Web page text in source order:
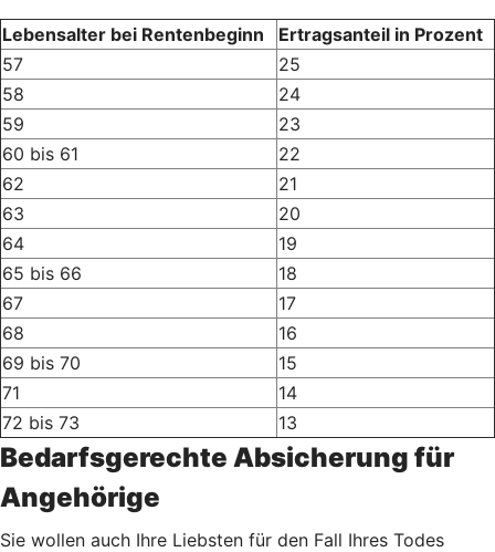
Lebensalter bei Rentenbeginn
Ertragsanteil in Prozent
57
25
58
24
59
23
60 bis 61
22
62
21
63
20
64
19
65 bis 66
18
67
17
68
16
69 bis 70
15
71
14
72 bis 73
13
Bedarfsgerechte Absicherung für
Angehörige
Sie wollen auch Ihre Liebsten für den Fall Ihres Todes